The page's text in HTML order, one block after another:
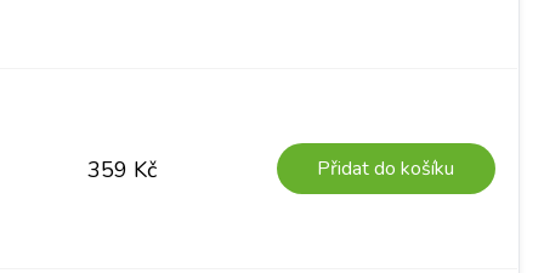
359 Kč Přidat do košíku